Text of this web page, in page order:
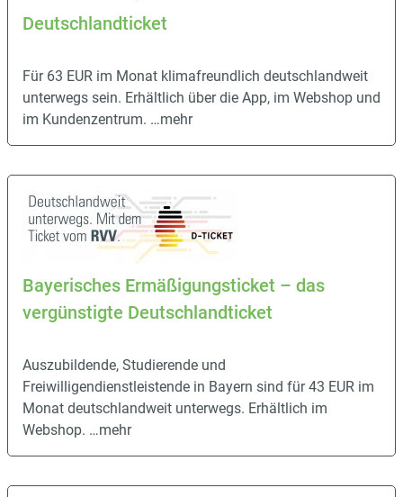
Deutschlandticket
Für 63 EUR im Monat klimafreundlich deutschlandweit
unterwegs sein. Erhältlich über die App, im Webshop und
im Kundenzentrum. …mehr
Bayerisches Ermäßigungsticket – das
vergünstigte Deutschlandticket
Auszubildende, Studierende und
Freiwilligendienstleistende in Bayern sind für 43 EUR im
Monat deutschlandweit unterwegs. Erhältlich im
Webshop. …mehr